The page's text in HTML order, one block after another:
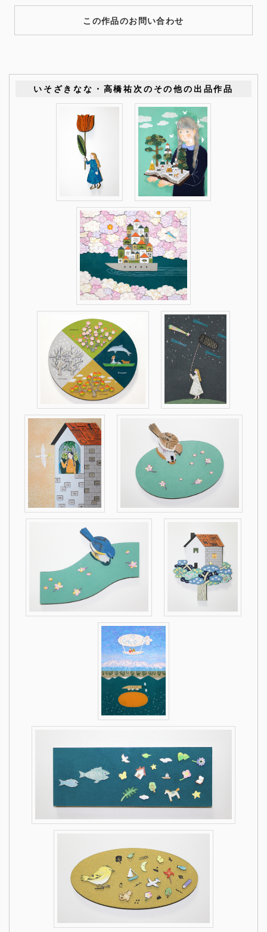
この作品のお問い合わせ
いそざきなな・高橋祐次のその他の出品作品